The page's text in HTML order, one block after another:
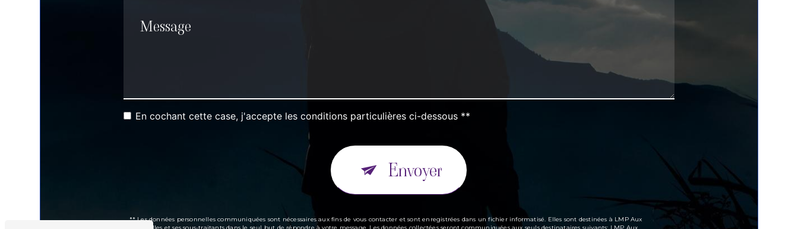
En cochant cette case, j'accepte les conditions particulières ci-dessous **
Envoyer
** Les données personnelles communiquées sont nécessaires aux fins de vous contacter et sont enregistrées dans un fichier informatisé. Elles sont destinées à LMP Aux